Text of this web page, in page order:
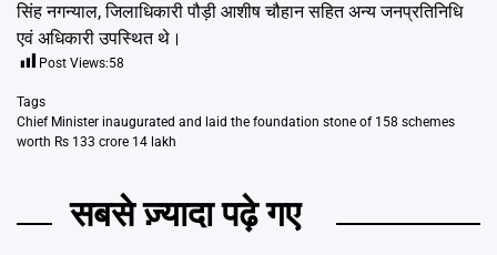
सिंह नगन्याल, जिलाधिकारी पौड़ी आशीष चौहान सहित अन्य जनप्रतिनिधि
एवं अधिकारी उपस्थित थे।
Post Views:58
Tags
Chief Minister inaugurated and laid the foundation stone of 158 schemes
worth Rs 133 crore 14 lakh
सबसे ज़्यादा पढ़े गए